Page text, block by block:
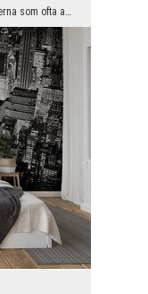
Svart och vitt är de grundläggande färgerna som ofta används för att ordna utrymmen i modern stil...